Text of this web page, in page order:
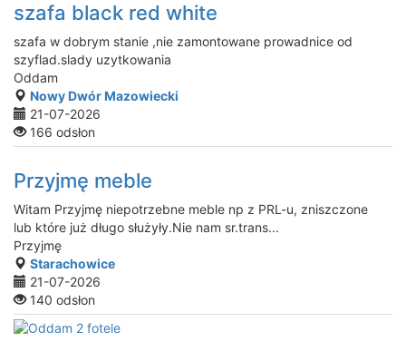
szafa black red white
szafa w dobrym stanie ,nie zamontowane prowadnice od
szyflad.slady uzytkowania
Oddam
Nowy Dwór Mazowiecki
21-07-2026
166 odsłon
Przyjmę meble
Witam Przyjmę niepotrzebne meble np z PRL-u, zniszczone
lub które już długo służyły.Nie nam sr.trans...
Przyjmę
Starachowice
21-07-2026
140 odsłon